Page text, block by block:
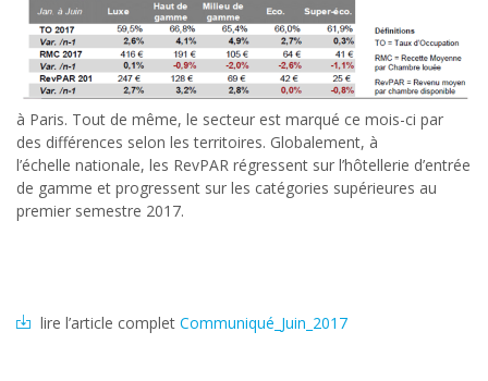
à Paris. Tout de même, le secteur est marqué ce mois-ci par
des différences selon les territoires. Globalement, à
l’échelle nationale, les RevPAR régressent sur l’hôtellerie d’entrée
de gamme et progressent sur les catégories supérieures au
premier semestre 2017.
lire l’article complet Communiqué_Juin_2017